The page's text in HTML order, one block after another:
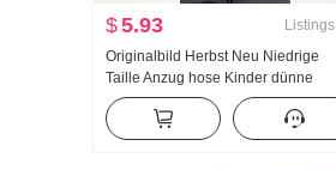
$5.93 Listings
Originalbild Herbst Neu Niedrige
Taille Anzug hose Kinder dünne
Ausführung Locker Abseilen
Anhänger Gefühl bf Lässig Freizeit
Leicht ausgestellt Weite Hose